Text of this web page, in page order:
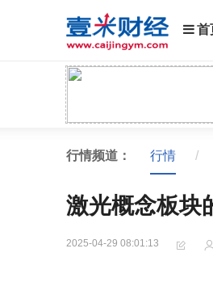
首
行情频道： 行情 /
激光概念板块
2025-04-29 08:01:13